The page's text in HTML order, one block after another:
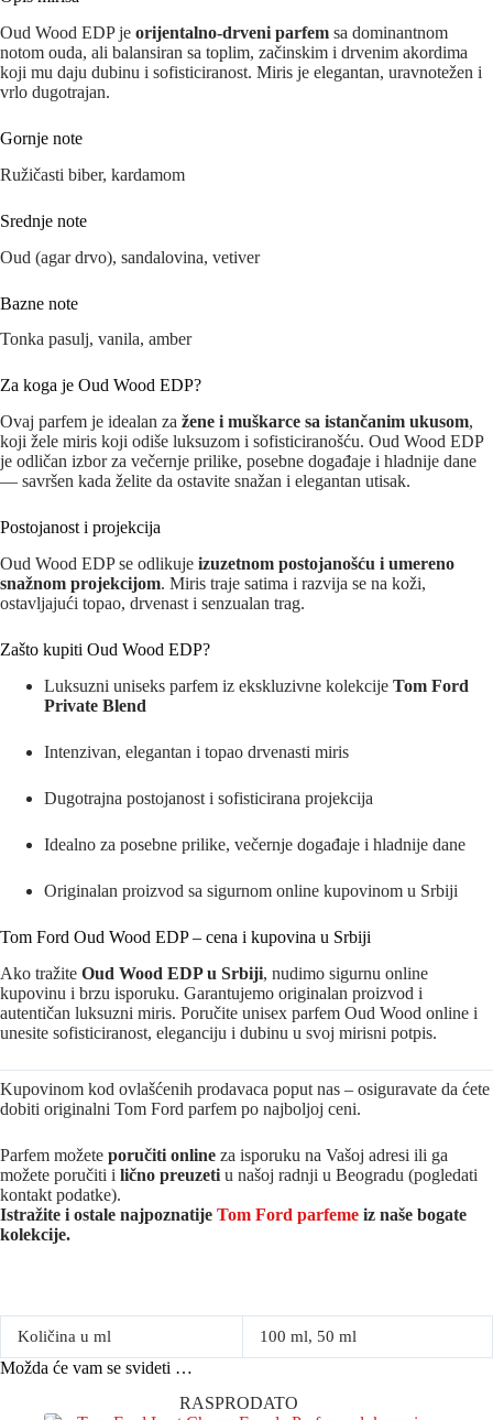
Oud Wood EDP je orijentalno-drveni parfem sa dominantnom
notom ouda, ali balansiran sa toplim, začinskim i drvenim akordima
koji mu daju dubinu i sofisticiranost. Miris je elegantan, uravnotežen i
vrlo dugotrajan.
Gornje note
Ružičasti biber, kardamom
Srednje note
Oud (agar drvo), sandalovina, vetiver
Bazne note
Tonka pasulj, vanila, amber
Za koga je Oud Wood EDP?
Ovaj parfem je idealan za žene i muškarce sa istančanim ukusom,
koji žele miris koji odiše luksuzom i sofisticiranošću. Oud Wood EDP
je odličan izbor za večernje prilike, posebne događaje i hladnije dane
— savršen kada želite da ostavite snažan i elegantan utisak.
Postojanost i projekcija
Oud Wood EDP se odlikuje izuzetnom postojanošću i umereno
snažnom projekcijom. Miris traje satima i razvija se na koži,
ostavljajući topao, drvenast i senzualan trag.
Zašto kupiti Oud Wood EDP?
Luksuzni uniseks parfem iz ekskluzivne kolekcije Tom Ford
Private Blend
Intenzivan, elegantan i topao drvenasti miris
Dugotrajna postojanost i sofisticirana projekcija
Idealno za posebne prilike, večernje događaje i hladnije dane
Originalan proizvod sa sigurnom online kupovinom u Srbiji
Tom Ford Oud Wood EDP – cena i kupovina u Srbiji
Ako tražite Oud Wood EDP u Srbiji, nudimo sigurnu online
kupovinu i brzu isporuku. Garantujemo originalan proizvod i
autentičan luksuzni miris. Poručite unisex parfem Oud Wood online i
unesite sofisticiranost, eleganciju i dubinu u svoj mirisni potpis.
Kupovinom kod ovlašćenih prodavaca poput nas – osiguravate da ćete
dobiti originalni Tom Ford parfem po najboljoj ceni.
Parfem možete poručiti online za isporuku na Vašoj adresi ili ga
možete poručiti i lično preuzeti u našoj radnji u Beogradu (pogledati
kontakt podatke).
Istražite i ostale najpoznatije Tom Ford parfeme iz naše bogate
kolekcije.
Količina u ml 100 ml, 50 ml
Možda će vam se svideti …
RASPRODATO